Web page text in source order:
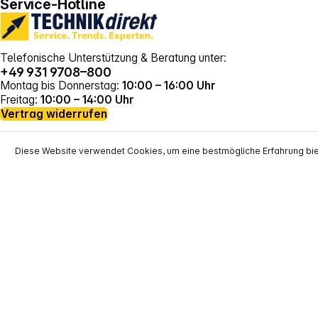
Service-Hotline
Telefonische Unterstützung & Beratung unter:
+49 931 9708–800
Montag bis Donnerstag: 10:00 – 16:00 Uhr
Freitag: 10:00 – 14:00 Uhr
Vertrag widerrufen
Diese Website verwendet Cookies, um eine bestmögliche Erfahrung